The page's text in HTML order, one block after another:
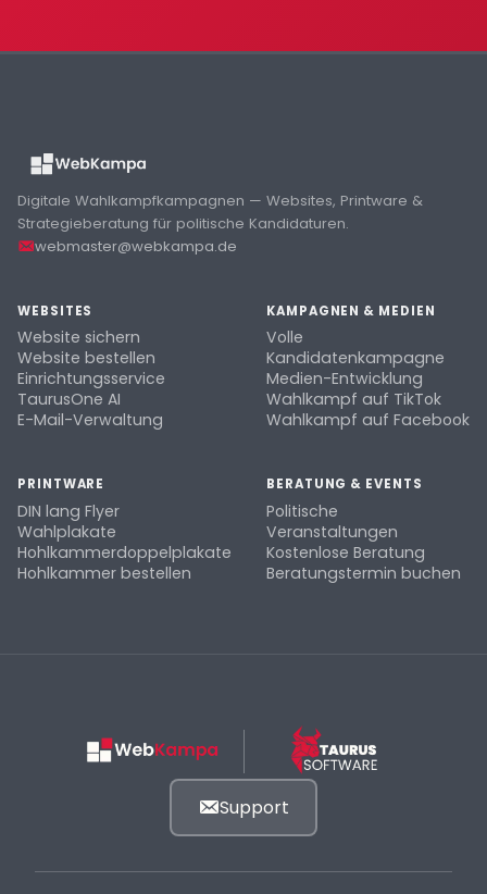
Digitale Wahlkampfkampagnen — Websites, Printware &
Strategieberatung für politische Kandidaturen.
webmaster@webkampa.de
WEBSITES
Website sichern
Website bestellen
Einrichtungsservice
TaurusOne AI
E-Mail-Verwaltung
KAMPAGNEN & MEDIEN
Volle
Kandidatenkampagne
Medien-Entwicklung
Wahlkampf auf TikTok
Wahlkampf auf Facebook
PRINTWARE
DIN lang Flyer
Wahlplakate
Hohlkammerdoppelplakate
Hohlkammer bestellen
BERATUNG & EVENTS
Politische
Veranstaltungen
Kostenlose Beratung
Beratungstermin buchen
Support